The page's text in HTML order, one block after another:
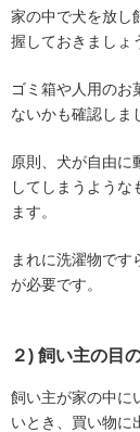
家の中で犬を放し
握しておきましょ
ゴミ箱や人用のお
ないかも確認しま
原則、犬が自由に
してしまうような
ます。
まれに洗濯物で
が必要です。
２) 飼い主の目
飼い主が家の中に
いとき、買い物に